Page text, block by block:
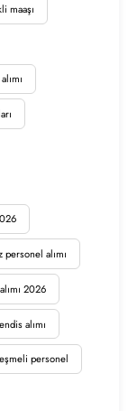
maaşı
personel alımı
2026
alımı
personel